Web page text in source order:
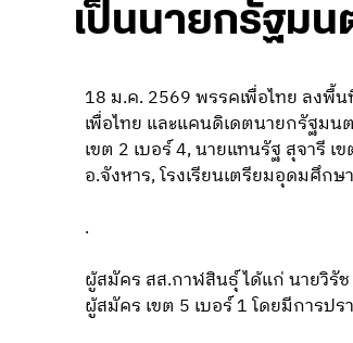
เป็นนายกรัฐม
18 ม.ค. 2569 พรรคเพื่อไทย ลงพื้
เพื่อไทย และแคนดิเดตนายกรัฐมน
เขต 2 เบอร์ 4, นายแทนรัฐ สุจารี เ
อ.จังหาร, โรงเรียนเตรียมอุดมศึก
.
ผู้สมัคร สส.กาฬสินธุ์ ได้แก่ นายวิรั
ผู้สมัคร เขต 5 เบอร์ 1 โดยมีการป